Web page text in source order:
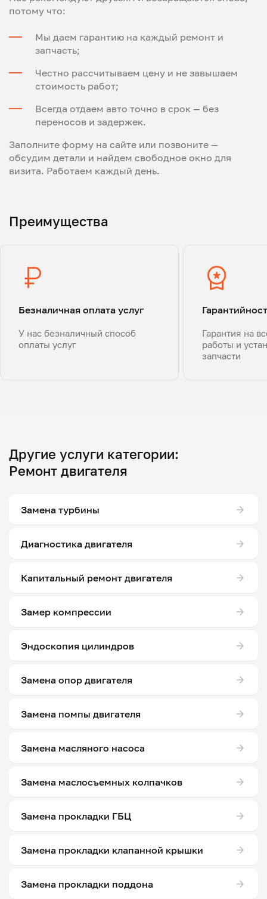
потому что:
Мы даем гарантию на каждый ремонт и
запчасть;
Честно рассчитываем цену и не завышаем
стоимость работ;
Всегда отдаем авто точно в срок — без
переносов и задержек.
Заполните форму на сайте или позвоните —
обсудим детали и найдем свободное окно для
визита. Работаем каждый день.
Преимущества
Безналичная оплата услуг
У нас безналичный способ
оплаты услуг
Гарантия на
работы и
запчасти
Другие услуги категории:
Ремонт двигателя
Замена турбины
Диагностика двигателя
Капитальный ремонт двигателя
Замер компрессии
Эндоскопия цилиндров
Замена опор двигателя
Замена помпы двигателя
Замена масляного насоса
Замена маслосъемных колпачков
Замена прокладки ГБЦ
Замена прокладки клапанной крышки
Замена прокладки поддона